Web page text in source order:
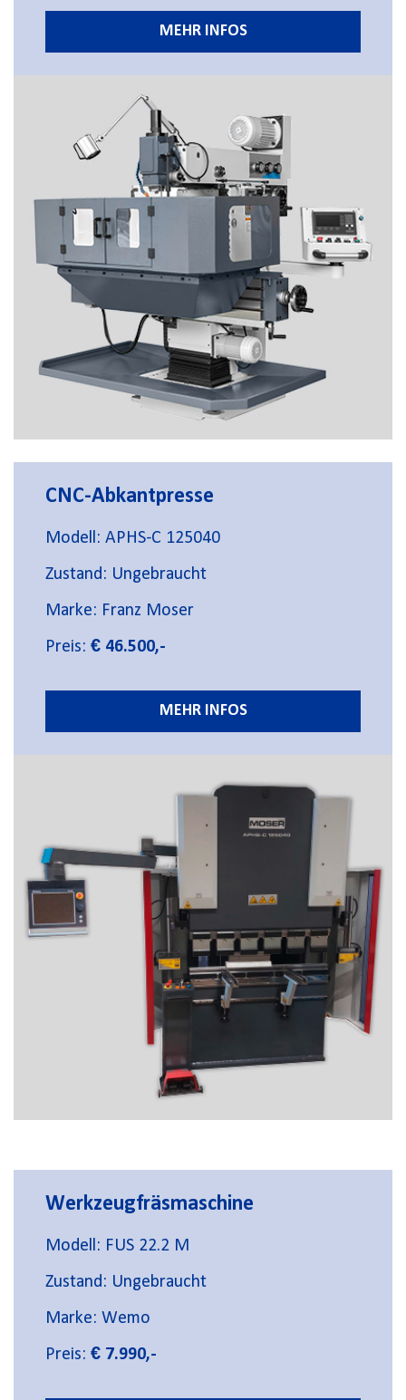
MEHR INFOS
CNC-Abkantpresse
Modell: APHS-C 125040
Zustand: Ungebraucht
Marke: Franz Moser
Preis: € 46.500,-
MEHR INFOS
Werkzeugfräsmaschine
Modell: FUS 22.2 M
Zustand: Ungebraucht
Marke: Wemo
Preis: € 7.990,-